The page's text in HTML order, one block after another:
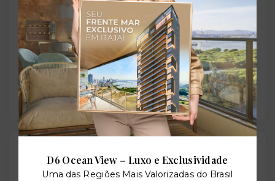
−
Leaflet
Salve ele nos seus favoritos ou então compartilhe
D6 Ocean View – Luxo e Exclusividade
Uma das Regiões Mais Valorizadas do Brasil